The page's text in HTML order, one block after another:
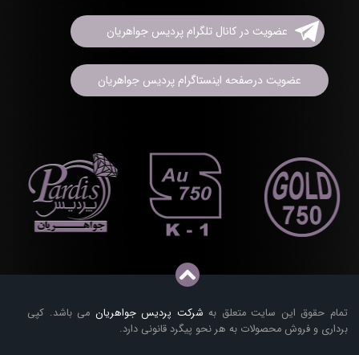
تمام حقوق این سایت متعلق به شرکت پردیس جواهریان می باشد. کپی
برداری و فروش محصولات به هر نحو پیگرد قانونی دارد.
عضویت در کانال تلگرام پردیس جواهریان
عضویت درصفحه اینستاگرام پردیس جواهریان